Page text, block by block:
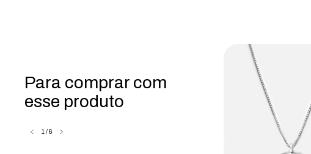
Para comprar com
esse produto
1 /6